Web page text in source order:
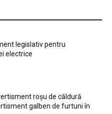
legislativ pentru
electrice
roșu de căldură
galben de furtuni în